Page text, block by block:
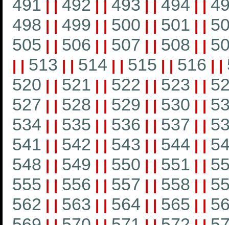
491 | | 492 | | 493 | | 494 | |
498 | | 499 | | 500 | | 501 | |
505 | | 506 | | 507 | | 508 | |
| | 513 | | 514 | | 515 | | 516 | |
520 | | 521 | | 522 | | 523 | |
527 | | 528 | | 529 | | 530 | |
534 | | 535 | | 536 | | 537 | |
541 | | 542 | | 543 | | 544 | |
548 | | 549 | | 550 | | 551 | |
555 | | 556 | | 557 | | 558 | |
562 | | 563 | | 564 | | 565 | |